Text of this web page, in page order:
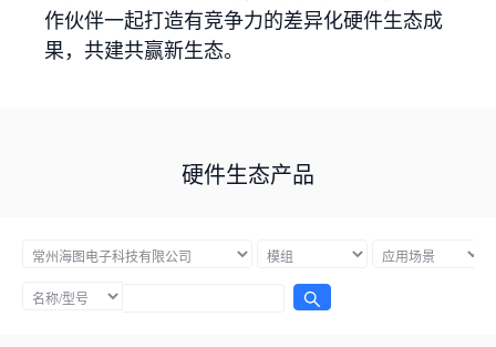
作伙伴一起打造有竞争力的差异化硬件生态成
果，共建共赢新生态。
硬件生态产品